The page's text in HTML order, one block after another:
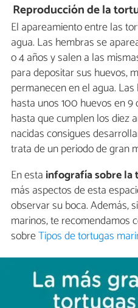
Reproducción de la
El apareamiento entre las
agua. Las hembras se
o 4 años y salen a las
para depositar sus huevos,
permanecen en el agua.
hasta unos 100 huevos en
hasta que cumplen los diez
nacidas consigues
trata de un periodo de gran
En esta infografía sobre
más aspectos de esta
observar su boca. Además,
marinos, te recomendamos
sobreTipos de tortugas